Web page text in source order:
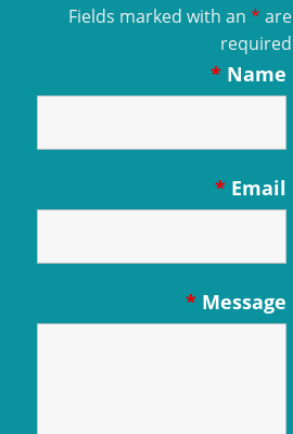
Fields marked with an * are
required
Name
*
Email
*
Message
*